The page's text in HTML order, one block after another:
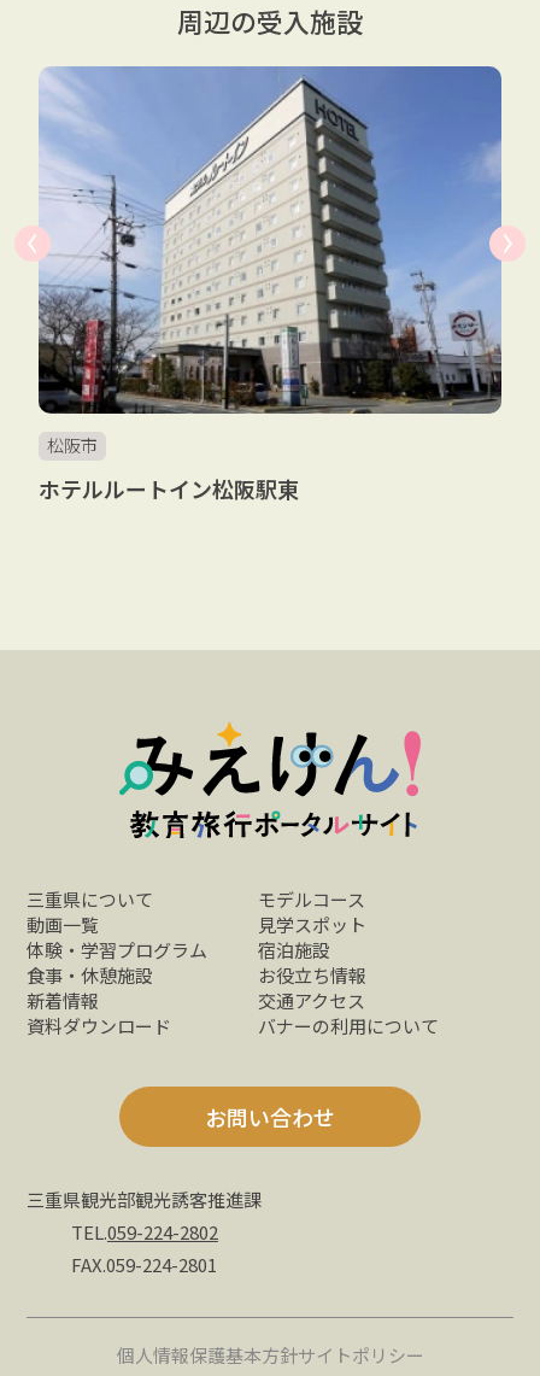
周辺の受入施設
松阪市
ホテルルートイン松阪駅東
三重県について
モデルコース
動画一覧
見学スポット
体験・学習プログラム
宿泊施設
食事・休憩施設
お役立ち情報
新着情報
交通アクセス
資料ダウンロード
バナーの利用について
お問い合わせ
三重県観光部観光誘客推進課
TEL.059-224-2802
FAX.059-224-2801
個人情報保護基本方針サイトポリシー